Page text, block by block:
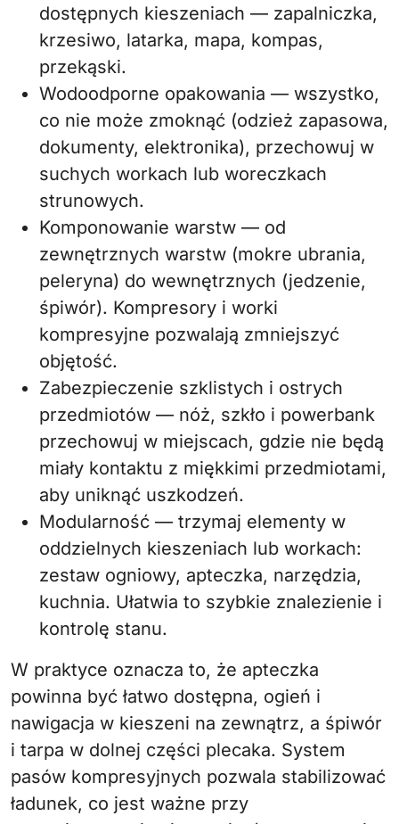
dostępnych kieszeniach — zapalniczka,
krzesiwo, latarka, mapa, kompas,
przekąski.
Wodoodporne opakowania — wszystko,
co nie może zmoknąć (odzież zapasowa,
dokumenty, elektronika), przechowuj w
suchych workach lub woreczkach
strunowych.
Komponowanie warstw — od
zewnętrznych warstw (mokre ubrania,
peleryna) do wewnętrznych (jedzenie,
śpiwór). Kompresory i worki
kompresyjne pozwalają zmniejszyć
objętość.
Zabezpieczenie szklistych i ostrych
przedmiotów — nóż, szkło i powerbank
przechowuj w miejscach, gdzie nie będą
miały kontaktu z miękkimi przedmiotami,
aby uniknąć uszkodzeń.
Modularność — trzymaj elementy w
oddzielnych kieszeniach lub workach:
zestaw ogniowy, apteczka, narzędzia,
kuchnia. Ułatwia to szybkie znalezienie i
kontrolę stanu.
W praktyce oznacza to, że apteczka
powinna być łatwo dostępna, ogień i
nawigacja w kieszeni na zewnątrz, a śpiwór
i tarpa w dolnej części plecaka. System
pasów kompresyjnych pozwala stabilizować
ładunek, co jest ważne przy